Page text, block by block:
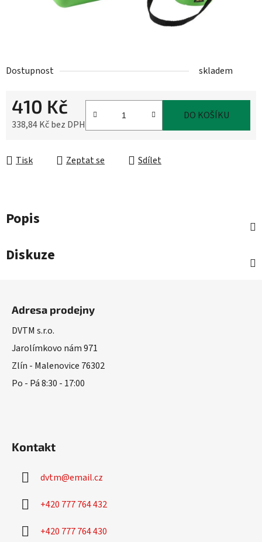
Dostupnost skladem
410 Kč
338,84 Kč bez DPH
DO KOŠÍKU
Tisk Zeptat se Sdílet
Popis
Diskuze
Adresa prodejny
DVTM s.r.o.
Jarolímkovo nám 971
Zlín - Malenovice 76302
Po - Pá 8:30 - 17:00
Kontakt
dvtm@email.cz
+420 777 764 432
+420 777 764 430